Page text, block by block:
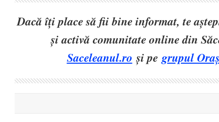
Dacă îți place să fii bine informat, te
și activă comunitate online din
Saceleanul.ro și pegrupul